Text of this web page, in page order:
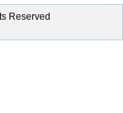
Reserved